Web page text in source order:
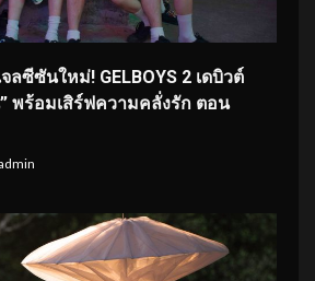
จลซีซันใหม่! GELBOYS 2 เดบิวต์
พร้อมเสิร์ฟความคลั่งรัก ตอน